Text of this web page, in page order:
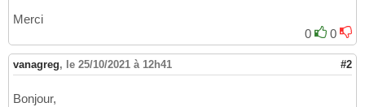
Merci
0
0
vanagreg, le 25/10/2021 à 12h41 #2
Bonjour,